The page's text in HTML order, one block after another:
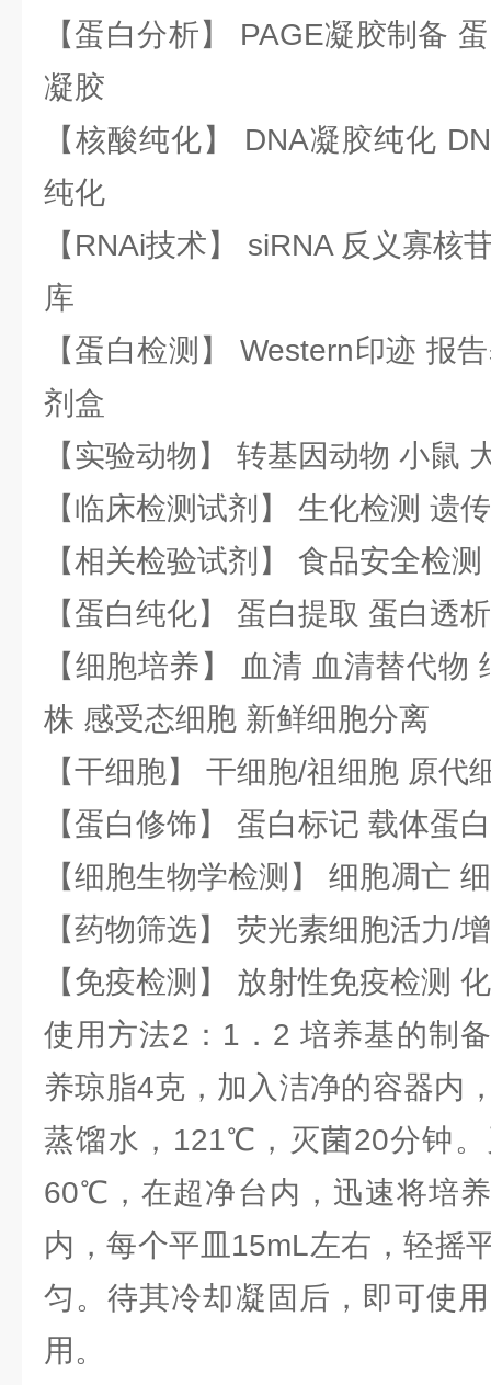
【蛋白分析】 PAGE凝胶制备
凝胶
【核酸纯化】 DNA凝胶纯化
纯化
【RNAi技术】 siRNA 反义寡核
库
【蛋白检测】 Western印迹 报
剂盒
【实验动物】 转基因动物 小鼠
【临床检测试剂】 生化检测 遗
【相关检验试剂】 食品安全检
【蛋白纯化】 蛋白提取 蛋白透
【细胞培养】 血清 血清替代物
株 感受态细胞 新鲜细胞分离
【干细胞】 干细胞/祖细胞 原代
【蛋白修饰】 蛋白标记 载体蛋
【细胞生物学检测】 细胞凋亡
【药物筛选】 荧光素细胞活力/
【免疫检测】 放射性免疫检测
使用方法2：1．2 培养基的制
养琼脂4克，加入洁净的容器内
蒸馏水，121℃，灭菌20分钟
60℃，在超净台内，迅速将培
内，每个平皿15mL左右，轻摇
匀。待其冷却凝固后，即可使
用。